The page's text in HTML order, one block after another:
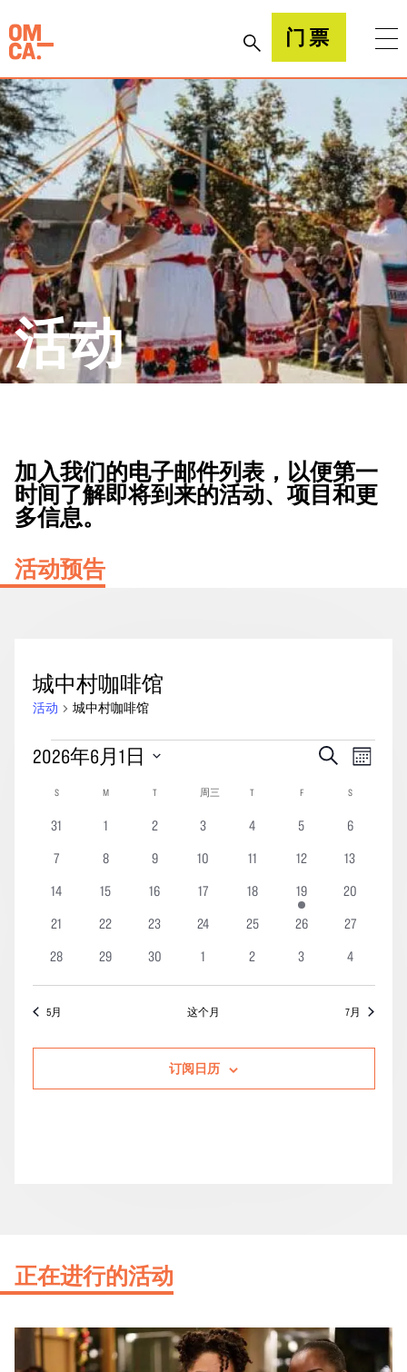
到
内
容
加州奥克兰博物馆(OMCA) 门票
活动
加入我们的电子邮件列表，以便第一
时间了解即将到来的活动、项目和更
多信息。
活动预告
城中村咖啡馆
活动 城中村咖啡馆
活
活
搜
事
月
2026年6月1日
活
动
日
历
S星期日 M星期一 T星期二 周三 星期三T F星期五 S星期六
0
活
动
31
0
活
动
1
0
活
动
2
0
活
动
3
0
活
动
4
0
活
动
5
0
活
动
6
0
活
动
7
0
活
动
8
0
活
动
9
0
活
动
10
0
活
动
11
0
活
动
12
0
活
动
13
0
活
动
14
0
活
动
15
0
活
动
16
0
活
动
17
0
活
动
18
1
项
活
动
19
0
活
动
20
0
活
动
21
0
活
动
22
0
活
动
23
0
活
动
24
0
活
动
25
0
活
动
26
0
活
动
27
0
动
28
0
29
0
30
0
动
1
0
2
0
3
0
动
4
5月 这个月 7月
订阅日历
正在进行的活动